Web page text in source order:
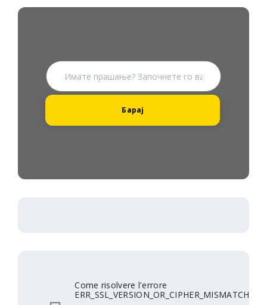
Come risolvere l'errore
ERR_SSL_VERSION_OR_CIPHER_MISMATCH